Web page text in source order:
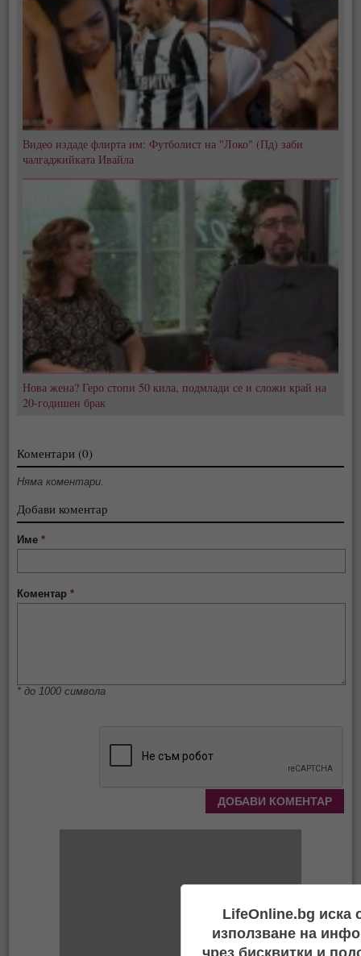
Видео издаде флирта им: Футболист на "Локо" (Пд) заби
чалгаджийката Ивайла
Нова жена? Геро стопи 50 кила, подмлади се и сложи край на
20-годишен брак
Коментари (0)
Няма коментари.
Добави коментар
Име*
Коментар*
* до 1000 символа
LifeOnline.bg иска
използване на
чрез бисквитки и